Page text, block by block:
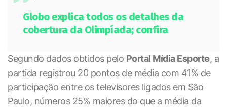
Globo explica todos os detalhes da
cobertura da Olimpíada; confira
Segundo dados obtidos pelo Portal Mídia Esporte, a
partida registrou 20 pontos de média com 41% de
participação entre os televisores ligados em São
Paulo, números 25% maiores do que a média da